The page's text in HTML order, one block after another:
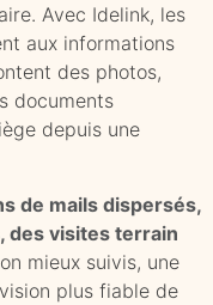
Avec Idelink, les
aux informations
des photos,
documents
depuis une
de mails dispersés,
des visites terrain
mieux suivis, une
plus fiable de